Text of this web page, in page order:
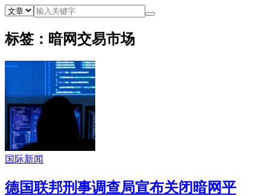
标签：暗网交易市场
国际新闻
德国联邦刑事调查局宣布关闭暗网平